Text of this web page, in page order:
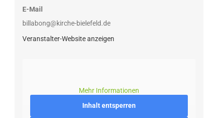
E-Mail
billabong@kirche-bielefeld.de
Veranstalter-Website anzeigen
Mehr Informationen
Inhalt entsperren